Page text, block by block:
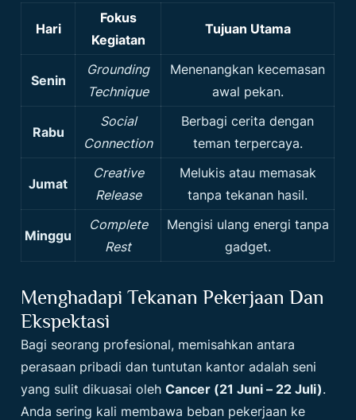
Hari
Fokus
Kegiatan
Tujuan Utama
Senin
Grounding
Technique
Menenangkan kecemasan
awal pekan.
Rabu
Social
Connection
Berbagi cerita dengan
teman terpercaya.
Jumat
Creative
Release
Melukis atau memasak
tanpa tekanan hasil.
Minggu
Complete
Rest
Mengisi ulang energi tanpa
gadget.
Menghadapi Tekanan Pekerjaan Dan
Ekspektasi
Bagi seorang profesional, memisahkan antara
perasaan pribadi dan tuntutan kantor adalah seni
yang sulit dikuasai olehCancer (21 Juni – 22 Juli).
Anda sering kali membawa beban pekerjaan ke